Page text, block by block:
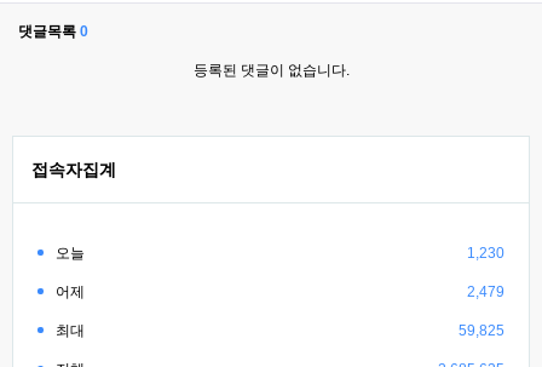
댓글목록 0
등록된 댓글이 없습니다.
접속자집계
오늘 1,230
어제 2,479
최대 59,825